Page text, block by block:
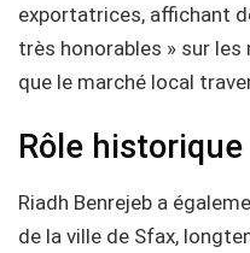
exportatrices, affichant
très honorables » sur
que le marché local
Rôle
Riadh Benrejeb a
de la ville de Sfax,